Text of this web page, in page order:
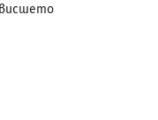
висшето